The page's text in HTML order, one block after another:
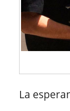
La